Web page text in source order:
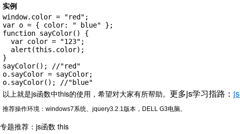
实例
window.color = "red";
var o = { color: " blue" };
function sayColor() {
}
sayColor(); //"red"
o.sayColor = sayColor;
o.sayColor(); //"blue"
以上就是js函数中this的使用，希望对大家有所帮助。 更多js学习指路：
推荐操作环境：windows7系统、jquery3.2.1版本，DELL G3电脑。
专题推荐： js函数 this